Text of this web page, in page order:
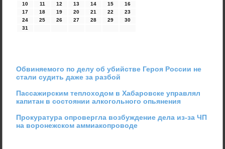
10
11 12 13 14 15
16
17
18 19 20 21 22
23
24
25 26 27 28 29
30
31
Обвиняемого по делу об убийстве Героя России не
стали судить даже за разбой
Пассажирским теплоходом в Хабаровске управлял
капитан в состоянии алкогольного опьянения
Прокуратура опровергла возбуждение дела из-за ЧП
на воронежском аммиакопроводе